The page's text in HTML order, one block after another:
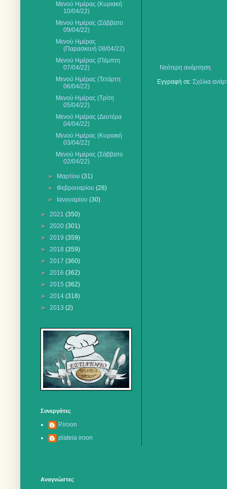
Νεότερη ανάρτηση
Εγγραφή σε: Σχόλια
Μενού Ημέρας (Κυριακή
10/04/22)
Μενού Ημέρας (Σάββατο
09/04/22)
Μενού Ημέρας
(Παρασκευή 08/04/22)
Μενού Ημέρας (Πέμπτη
07/04/22)
Μενού Ημέρας (Τετάρτη
06/04/22)
Μενού Ημέρας (Τρίτη
05/04/22)
Μενού Ημέρας (Δευτέρα
04/04/22)
Μενού Ημέρας (Κυριακή
03/04/22)
Μενού Ημέρας (Σάββατο
02/04/22)
► Μαρτίου(31)
►Φεβρουαρίου(28)
►
Ιανουαρίου(30)
► 2021 (350)
► 2020 (301)
► 2019 (359)
► 2018 (359)
► 2017 (360)
► 2016 (362)
► 2015 (362)
► 2014 (318)
► 2013 (2)
Συνεργάτες
P.iroon
plateia iroon
Αναγνώστες